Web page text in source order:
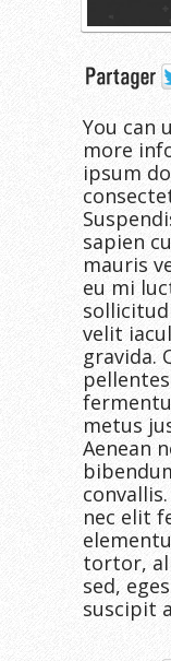
You can
more
ipsum
sapien
mauris
eu mi
velit
gravida.
metus
Aenean
nec elit
tortor,
sed,
suscipit